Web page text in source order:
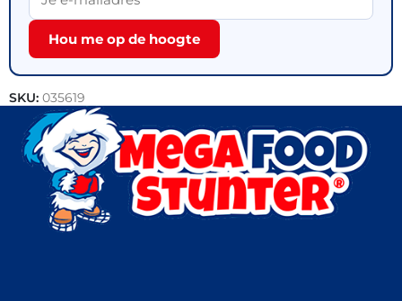
Hou me op de hoogte
SKU: 035619
Categorieën:Snacks